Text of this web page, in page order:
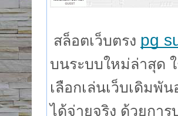
สล็อตเว็บตรง pg
บนระบบใหม่ล่าสุด
เลือกเล่นเว็บเดิมพั
ได้จ่ายจริง ด้วยกา